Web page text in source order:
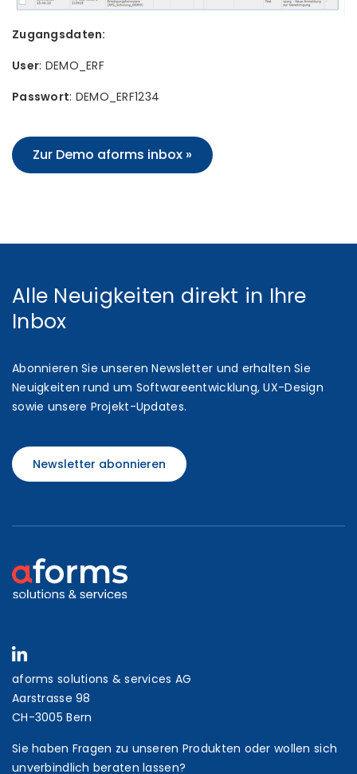
Zugangsdaten:
User: DEMO_ERF
Passwort: DEMO_ERF1234
Zur Demo aforms inbox »
Alle Neuigkeiten direkt in Ihre
Inbox
Abonnieren Sie unseren Newsletter und erhalten Sie
Neuigkeiten rund um Softwareentwicklung, UX-Design
sowie unsere Projekt-Updates.
Newsletter abonnieren
aforms solutions & services AG
Aarstrasse 98
CH-3005 Bern
Sie haben Fragen zu unseren Produkten oder wollen sich
unverbindlich beraten lassen?